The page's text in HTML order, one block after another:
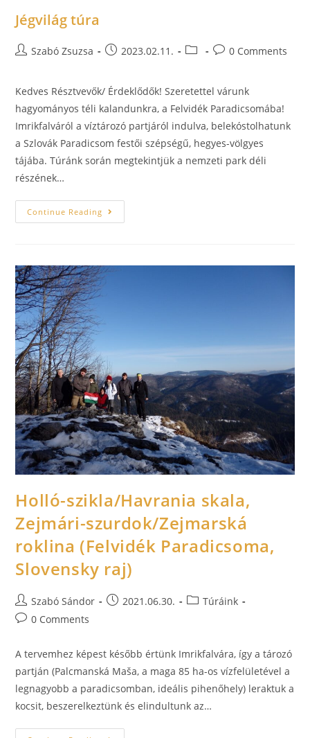
Jégvilág túra
Szabó Zsuzsa 2023.02.11. 0 Comments
Kedves Résztvevők/ Érdeklődők! Szeretettel várunk
hagyományos téli kalandunkra, a Felvidék Paradicsomába!
Imrikfalváról a víztározó partjáról indulva, belekóstolhatunk
a Szlovák Paradicsom festői szépségű, hegyes-völgyes
tájába. Túránk során megtekintjük a nemzeti park déli
részének…
Continue Reading
Holló-szikla/Havrania skala,
Zejmári-szurdok/Zejmarská
roklina (Felvidék Paradicsoma,
Slovensky raj)
Szabó Sándor 2021.06.30.
Túráink
0 Comments
A tervemhez képest később értünk Imrikfalvára, így a tározó
partján (Palcmanská Maša, a maga 85 ha-os vízfelületével a
legnagyobb a paradicsomban, ideális pihenőhely) leraktuk a
kocsit, beszerelkeztünk és elindultunk az…